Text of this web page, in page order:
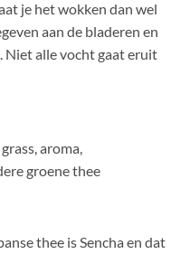
je het wokken dan wel
aan de bladeren en
Niet alle vocht gaat eruit
aroma,
groene thee
thee is Sencha en dat